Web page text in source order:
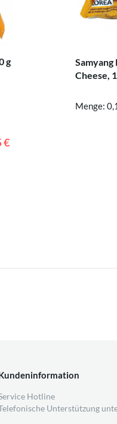
g
€
Samyang
Cheese,
Menge:
Hotline
Unterstützung